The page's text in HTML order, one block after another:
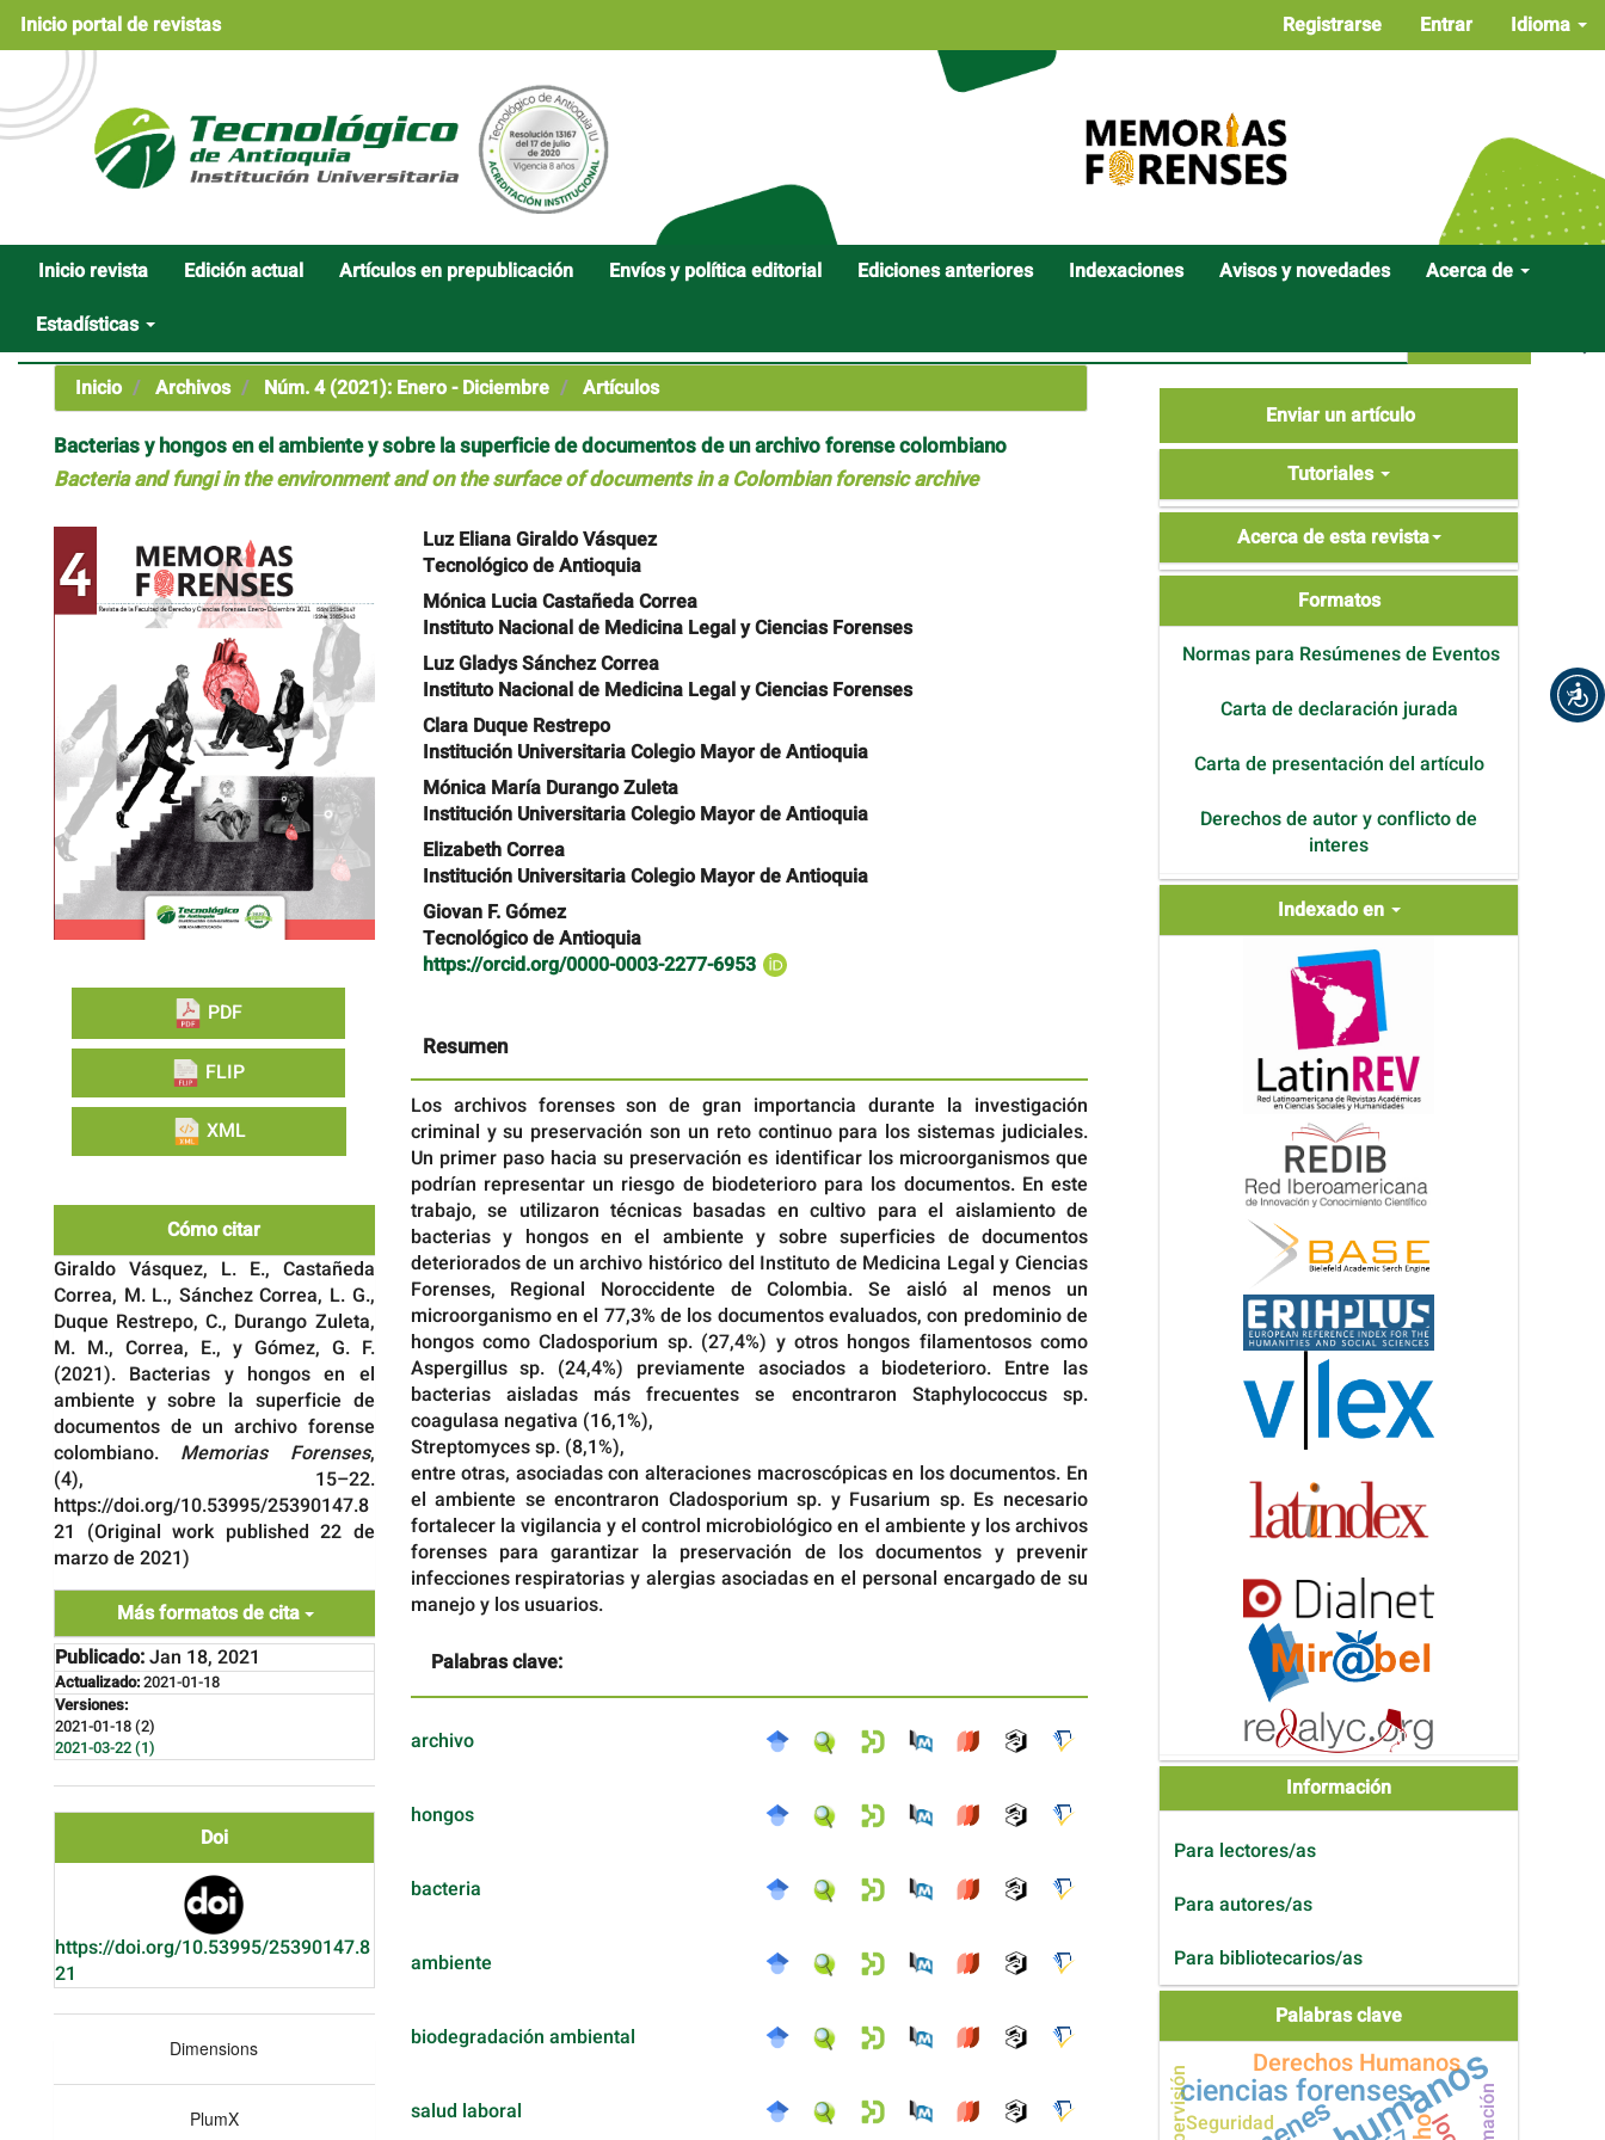
Navegación
principal
Contenido
principal
Barra
lateral
Inicio portal de revistas Idioma
Registrarse Entrar
Inicio revista Edición actual Artículos en prepublicación Envíos y política editorial Ediciones anteriores Indexaciones Avisos y novedades
Acerca de
Estadísticas
Inicio
Archivos Núm. 4 (2021): Enero - Diciembre Artículos
Bacterias y hongos en el ambiente y sobre la superficie de documentos de un archivo forense colombiano
Bacteria and fungi in the environment and on the surface of documents in a Colombian forensic archive
Barra
lateral
del
artículo
PDF
FLIP
XML
Cómo citar
Giraldo Vásquez, L. E., Castañeda
Correa, M. L., Sánchez Correa, L. G.,
Duque Restrepo, C., Durango Zuleta,
M. M., Correa, E., y Gómez, G. F.
(2021). Bacterias y hongos en el
ambiente y sobre la superficie de
documentos de un archivo forense
colombiano. Memorias Forenses,
(4), 15–22.
https://doi.org/10.53995/25390147.8
21 (Original work published 22 de
marzo de 2021)
Más formatos de cita
Publicado:Jan 18, 2021
Actualizado:2021-01-18
Versiones:
2021-01-18 (2)
2021-03-22 (1)
Doi
https://doi.org/10.53995/25390147.8
21
Dimensions
PlumX
Contenido
principal
del
artículo
Luz Eliana Giraldo Vásquez
Tecnológico de Antioquia
Mónica Lucia Castañeda Correa
Instituto Nacional de Medicina Legal y Ciencias Forenses
Luz Gladys Sánchez Correa
Instituto Nacional de Medicina Legal y Ciencias Forenses
Clara Duque Restrepo
Institución Universitaria Colegio Mayor de Antioquia
Mónica María Durango Zuleta
Institución Universitaria Colegio Mayor de Antioquia
Elizabeth Correa
Institución Universitaria Colegio Mayor de Antioquia
Giovan F. Gómez
Tecnológico de Antioquia
https://orcid.org/0000-0003-2277-6953
Resumen
Los archivos forenses son de gran importancia durante la investigación
criminal y su preservación son un reto continuo para los sistemas judiciales.
Un primer paso hacia su preservación es identificar los microorganismos que
podrían representar un riesgo de biodeterioro para los documentos. En este
trabajo, se utilizaron técnicas basadas en cultivo para el aislamiento de
bacterias y hongos en el ambiente y sobre superficies de documentos
deteriorados de un archivo histórico del Instituto de Medicina Legal y Ciencias
Forenses, Regional Noroccidente de Colombia. Se aisló al menos un
microorganismo en el 77,3% de los documentos evaluados, con predominio de
hongos como Cladosporium sp. (27,4%) y otros hongos filamentosos como
Aspergillus sp. (24,4%) previamente asociados a biodeterioro. Entre las
bacterias aisladas más frecuentes se encontraron Staphylococcus sp.
coagulasa negativa (16,1%),
Streptomyces sp. (8,1%),
entre otras, asociadas con alteraciones macroscópicas en los documentos. En
el ambiente se encontraron Cladosporium sp. y Fusarium sp. Es necesario
fortalecer la vigilancia y el control microbiológico en el ambiente y los archivos
forenses para garantizar la preservación de los documentos y prevenir
infecciones respiratorias y alergias asociadas en el personal encargado de su
manejo y los usuarios.
Palabras clave:
archivo
hongos
bacteria
ambiente
biodegradación ambiental
salud laboral
un
artículo
Enviar un artículo
Tutoriales
Acerca de esta revista
Formatos
Normas para Resúmenes de Eventos
Carta de declaración jurada
Carta de presentación del artículo
Derechos de autor y conflicto de
interes
Indexado en
Información
Para lectores/as
Para autores/as
Para bibliotecarios/as
Palabras clave
ciencias forenses
Derechos Humanos
Seguridad
supervisión